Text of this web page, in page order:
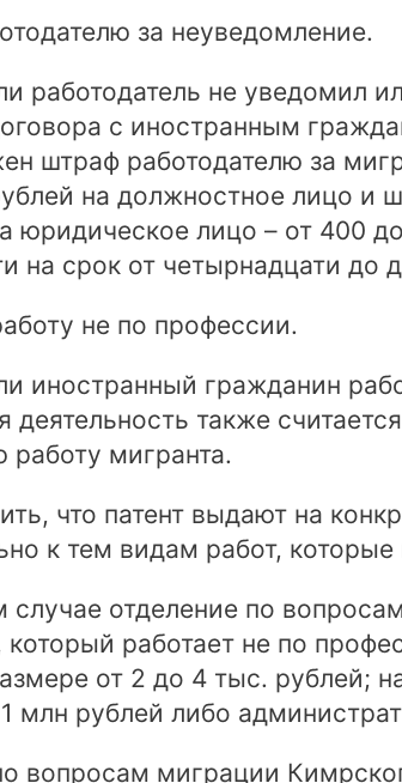
за неуведомление.
работодатель не
с иностранным
штраф работодателю за
на должностное лицо и
юридическое лицо – от 400
на срок от четырнадцати до
не по профессии.
иностранный гражданин
деятельность также
работу мигранта.
что патент выдают на
к тем видам работ, которые
случае отделение по
который работает не по
от 2 до 4 тыс. рублей;
млн рублей либо
вопросам миграции